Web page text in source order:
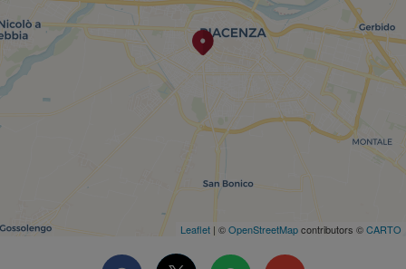
Leaflet | ©OpenStreetMapcontributors ©CARTO